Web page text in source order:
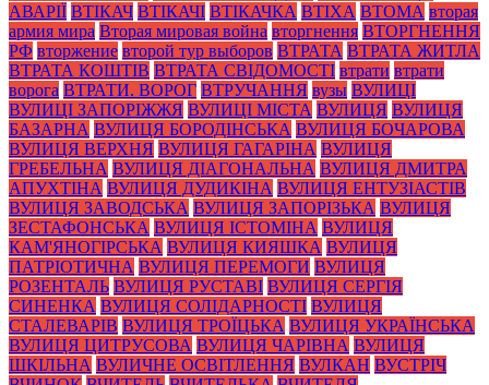
АВАРІЇ ВТІКАЧ ВТІКАЧІ ВТІКАЧКА ВТІХА ВТОМА вторая
армия мира Вторая мировая война вторгнення ВТОРГНЕННЯ
РФ вторжение второй тур выборов ВТРАТА ВТРАТА ЖИТЛА
ВТРАТА КОШТІВ ВТРАТА СВІДОМОСТІ втрати втрати
ворога ВТРАТИ. ВОРОГ ВТРУЧАННЯ вузы ВУЛИЦІ
ВУЛИЦІ ЗАПОРІЖЖЯ ВУЛИЦІ МІСТА ВУЛИЦЯ ВУЛИЦЯ
БАЗАРНА ВУЛИЦЯ БОРОДІНСЬКА ВУЛИЦЯ БОЧАРОВА
ВУЛИЦЯ ВЕРХНЯ ВУЛИЦЯ ГАГАРІНА ВУЛИЦЯ
ГРЕБЕЛЬНА ВУЛИЦЯ ДІАГОНАЛЬНА ВУЛИЦЯ ДМИТРА
АПУХТІНА ВУЛИЦЯ ДУДИКІНА ВУЛИЦЯ ЕНТУЗІАСТІВ
ВУЛИЦЯ ЗАВОДСЬКА ВУЛИЦЯ ЗАПОРІЗЬКА ВУЛИЦЯ
ЗЕСТАФОНСЬКА ВУЛИЦЯ ІСТОМІНА ВУЛИЦЯ
КАМ'ЯНОГІРСЬКА ВУЛИЦЯ КИЯШКА ВУЛИЦЯ
ПАТРІОТИЧНА ВУЛИЦЯ ПЕРЕМОГИ ВУЛИЦЯ
РОЗЕНТАЛЬ ВУЛИЦЯ РУСТАВІ ВУЛИЦЯ СЕРГІЯ
СИНЕНКА ВУЛИЦЯ СОЛІДАРНОСТІ ВУЛИЦЯ
СТАЛЕВАРІВ ВУЛИЦЯ ТРОЇЦЬКА ВУЛИЦЯ УКРАЇНСЬКА
ВУЛИЦЯ ЦИТРУСОВА ВУЛИЦЯ ЧАРІВНА ВУЛИЦЯ
ШКІЛЬНА ВУЛИЧНЕ ОСВІТЛЕННЯ ВУЛКАН ВУСТРІЧ